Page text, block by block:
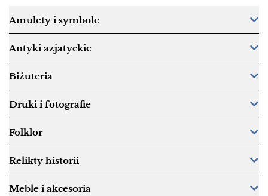
Amulety i symbole
Antyki azjatyckie
Biżuteria
Druki i fotografie
Folklor
Relikty historii
Meble i akcesoria